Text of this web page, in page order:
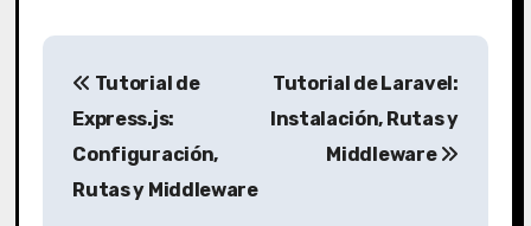
P
Tutorial de
Express.js:
Configuración,
Rutas y Middleware
Tutorial de Laravel:
Instalación, Rutas y
Middleware